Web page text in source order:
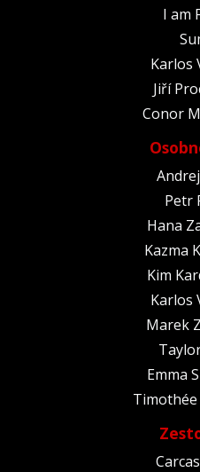
I am
Karlos
Jiří
Conor
Petr
Hana
Kazma
Kim
Karlos
Marek
Emma